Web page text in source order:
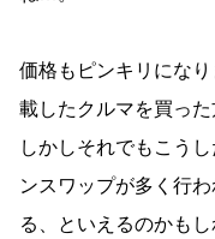
価格もピンキリにな
載したクルマを買っ
しかしそれでもこう
ンスワップが多く行
る、といえるのかもし